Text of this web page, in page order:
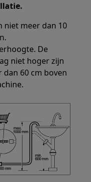
niet meer dan 10
De
niet hoger zijn
dan 60 cm boven